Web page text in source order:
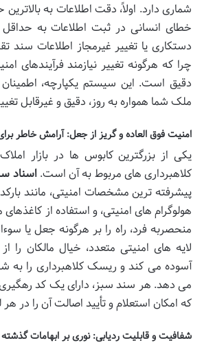
شماری دارد. اولاً، دقت اطلاعات به
خطای انسانی در ثبت اطلاعات به حداقل
دستکاری یا تغییر غیرمجاز اطلاعات سند
چرا که هرگونه تغییر نیازمند فرآیندهای
دقیق است. این سیستم یکپارچه،
ملک شما همواره به روز، دقیق و غیرقابل
امنیت فوق العاده و گریز از جعل: آرامش خاطر
یکی از بزرگترین کابوس ها در بازار
کلاهبرداری های مربوط به آن است. اسناد
هولوگرام های امنیتی، و استفاده از
منحصربه فرد، راه را بر هرگونه جعل یا
لایه های امنیتی متعدد، خیال مالکان را
آسوده می کند و ریسک کلاهبرداری را
می دهد. هر سند سبز، دارای یک کد
که امکان استعلام و تأیید اصالت آن را در
شفافیت و قابلیت ردیابی: نوری بر ابهامات گذشته